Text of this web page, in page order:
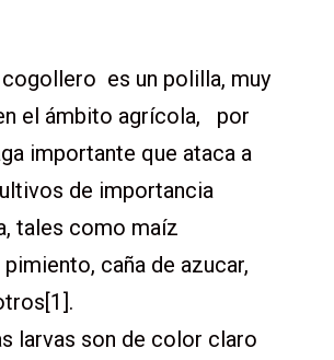
es un polilla, muy
el ámbito agrícola, por
importante que ataca a
de importancia
tales como maíz
caña de azucar,
larvas son de color claro